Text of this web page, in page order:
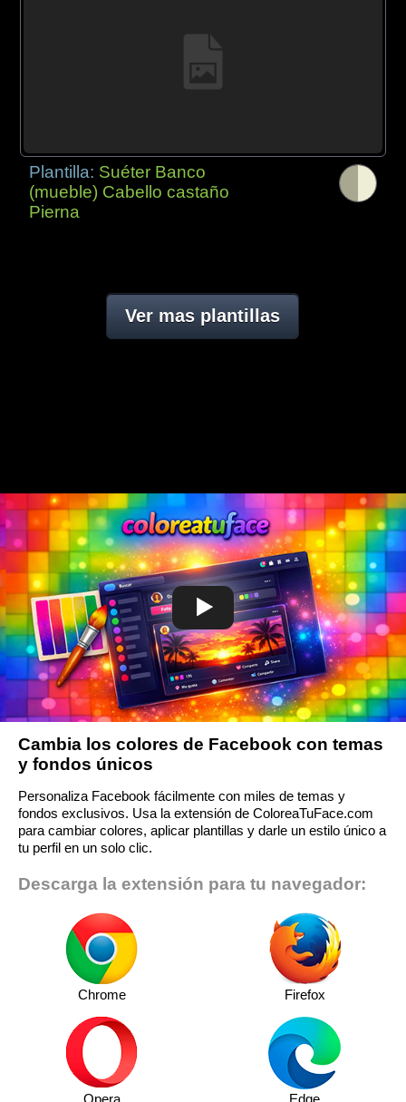
Plantilla: Suéter Banco
(mueble) Cabello castaño
Pierna
Ver mas plantillas
Cambia los colores de Facebook con temas
y fondos únicos
Personaliza Facebook fácilmente con miles de temas y
fondos exclusivos. Usa la extensión de ColoreaTuFace.com
para cambiar colores, aplicar plantillas y darle un estilo único a
tu perfil en un solo clic.
Descarga la extensión para tu navegador:
Chrome Firefox
Opera Edge